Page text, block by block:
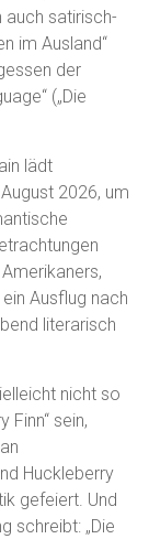
auch satirisch-
im Ausland“
der
(„Die
lädt
2026, um
Ausflug nach
literarisch
nicht so
Finn“ sein,
Huckleberry
gefeiert. Und
schreibt: „Die